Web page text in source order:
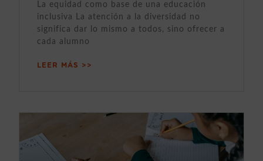
La equidad como base de una educación
inclusiva La atención a la diversidad no
significa dar lo mismo a todos, sino ofrecer a
cada alumno
LEER MÁS >>